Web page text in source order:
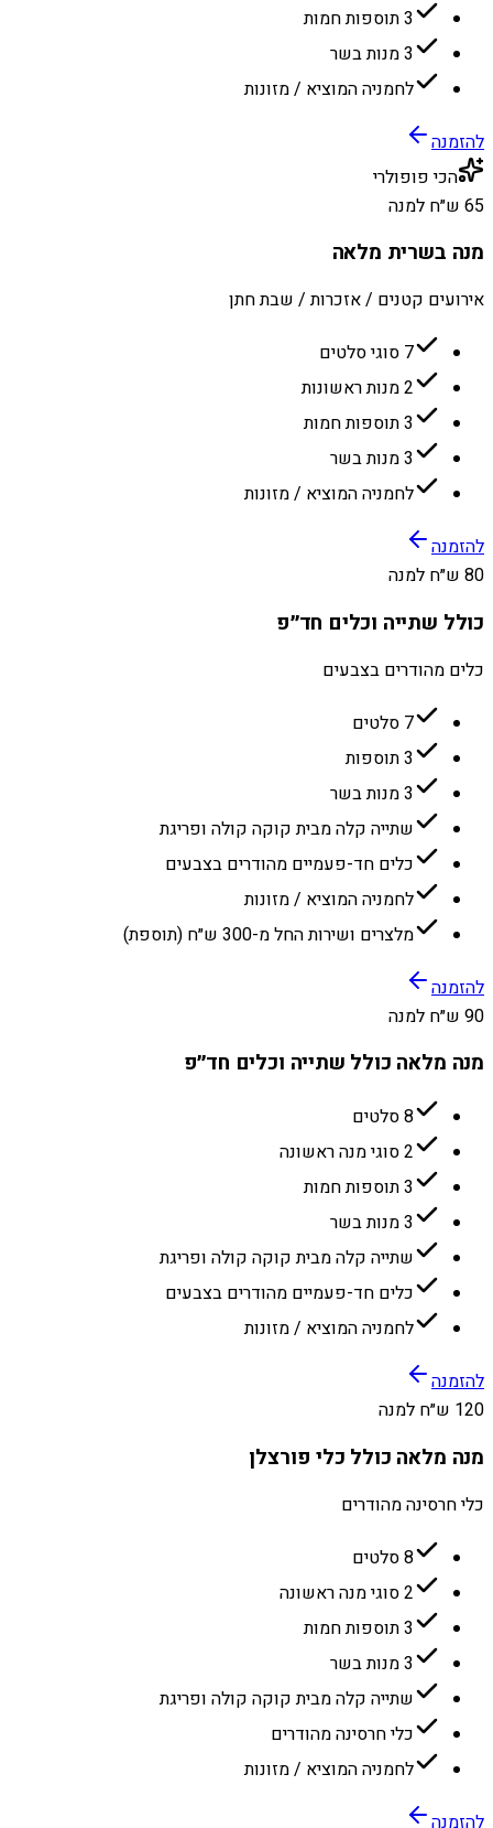
3 תוספות חמות
3 מנות בשר
לחמניה המוציא / מזונות
להזמנה
הכי פופולרי
65 ש״ח למנה
מנה בשרית מלאה
אירועים קטנים / אזכרות / שבת חתן
7 סוגי סלטים
2 מנות ראשונות
3 תוספות חמות
3 מנות בשר
לחמניה המוציא / מזונות
להזמנה
80 ש״ח למנה
כולל שתייה וכלים חד״פ
כלים מהודרים בצבעים
7 סלטים
3 תוספות
3 מנות בשר
שתייה קלה מבית קוקה קולה ופריגת
כלים חד-פעמיים מהודרים בצבעים
לחמניה המוציא / מזונות
מלצרים ושירות החל מ-300 ש״ח (תוספת)
להזמנה
90 ש״ח למנה
מנה מלאה כולל שתייה וכלים חד״פ
8 סלטים
2 סוגי מנה ראשונה
3 תוספות חמות
3 מנות בשר
שתייה קלה מבית קוקה קולה ופריגת
כלים חד-פעמיים מהודרים בצבעים
לחמניה המוציא / מזונות
להזמנה
120 ש״ח למנה
מנה מלאה כולל כלי פורצלן
כלי חרסינה מהודרים
8 סלטים
2 סוגי מנה ראשונה
3 תוספות חמות
3 מנות בשר
שתייה קלה מבית קוקה קולה ופריגת
כלי חרסינה מהודרים
לחמניה המוציא / מזונות
להזמנה